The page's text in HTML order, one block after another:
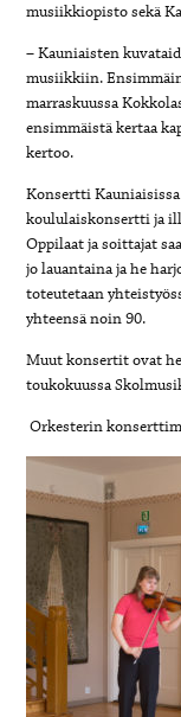
musiikkiopisto sekä
–Kauniaisten
musiikkiin.
marraskuussa
ensimmäistä kertaa
kertoo.
Konsertti
koululaiskonsertti ja
Oppilaat ja soittajat
jo lauantaina ja he
toteutetaan
yhteensä noin 90.
Muut konsertit ovat
toukokuussa
Orkesterin